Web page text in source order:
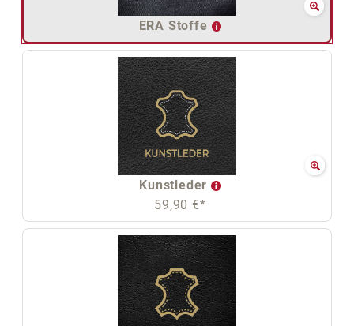
ERA Stoffe
Kunstleder
59,90 €*